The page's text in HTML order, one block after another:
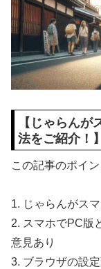
【じゃらん
法をご紹介！
この記事のポイ
1. じゃらんがス
2. スマホでPC版
意見あり
3. ブラウザの設